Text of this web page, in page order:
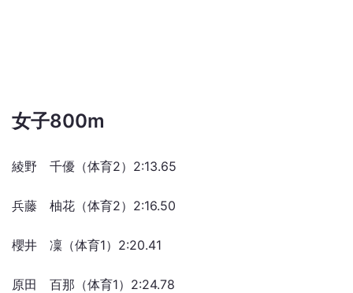
女子800m
綾野 千優（体育2）2:13.65
兵藤 柚花（体育2）2:16.50
櫻井 凜（体育1）2:20.41
原田 百那（体育1）2:24.78